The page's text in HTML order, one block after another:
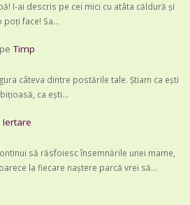
I-ai descris pe cei mici cu atâta căldură și
poți face! Sa…
peTimp
câteva dintre postările tale. Știam ca ești
ca ești…
Iertare
să răsfoiesc însemnările unei mame,
la fiecare naștere parcă vrei să…